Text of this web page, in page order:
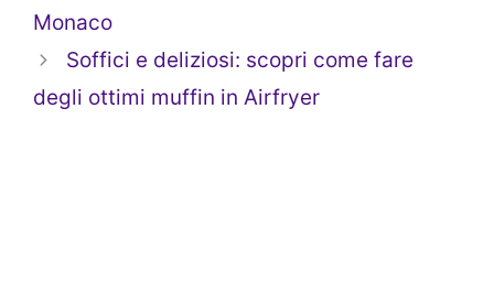
Monaco
Soffici e deliziosi: scopri come fare
degli ottimi muffin in Airfryer